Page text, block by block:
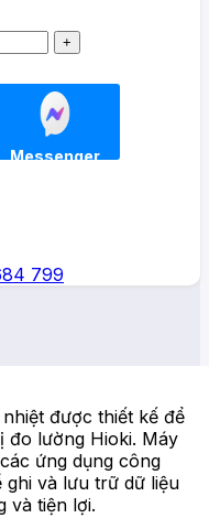
Messenger
799
được thiết kế để
đo lường Hioki. Máy
ứng dụng công
ghi và lưu trữ dữ liệu
và tiện lợi.